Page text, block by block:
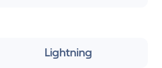
Lightning